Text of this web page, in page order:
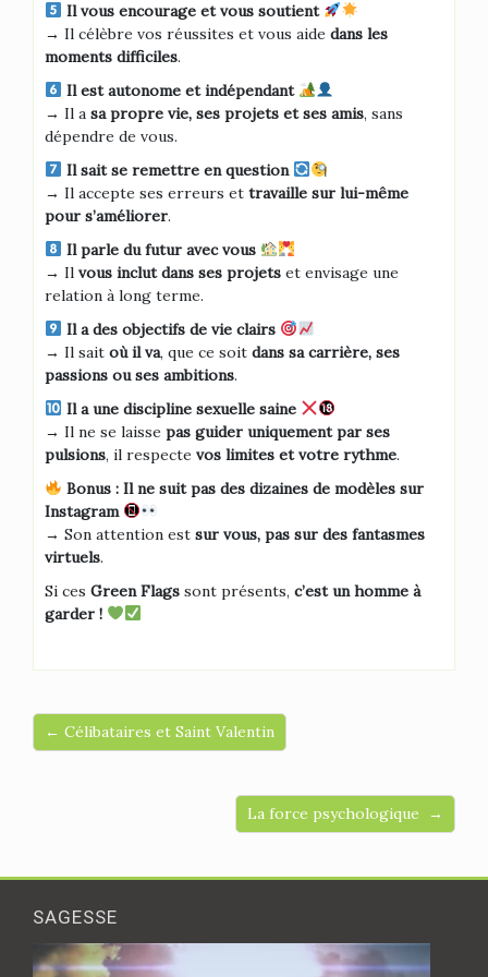
Il vous encourage et vous soutient
→ Il célèbre vos réussites et vous aide dans les
moments difficiles.
Il est autonome et indépendant
→ Il a sa propre vie, ses projets et ses amis, sans
dépendre de vous.
Il sait se remettre en question
→ Il accepte ses erreurs et travaille sur lui-même
pour s’améliorer.
Il parle du futur avec vous
→ Il vous inclut dans ses projets et envisage une
relation à long terme.
Il a des objectifs de vie clairs
→ Il sait où il va, que ce soit dans sa carrière, ses
passions ou ses ambitions.
Il a une discipline sexuelle saine
→ Il ne se laisse pas guider uniquement par ses
pulsions, il respecte vos limites et votre rythme.
Bonus : Il ne suit pas des dizaines de modèles sur
Instagram
→ Son attention est sur vous, pas sur des fantasmes
virtuels.
Si ces Green Flags sont présents, c’est un homme à
garder !
← Célibataires et Saint Valentin
La force psychologique →
SAGESSE